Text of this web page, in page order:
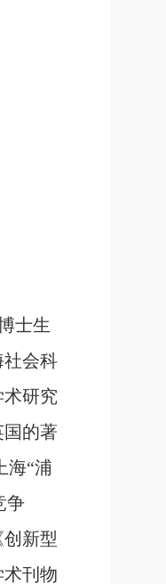
士生
社会科
研究
的著
海“浦
争
新型
刊物